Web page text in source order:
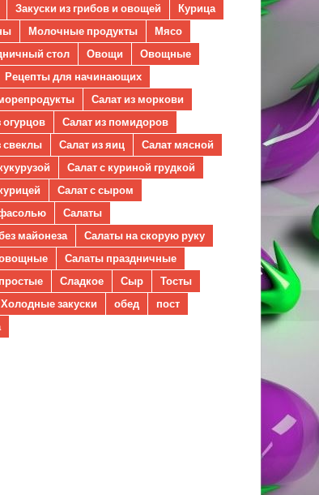
Закуски из грибов и овощей
Курица
Молочные продукты
Мясо
стол
Овощи
Овощные
Рецепты для начинающих
Салат из моркови
огурцов
Салат из помидоров
свеклы
Салат из яиц
Салат мясной
Салат с куриной грудкой
Салат с сыром
Салаты
майонеза
Салаты на скорую руку
Салаты праздничные
Сладкое Сыр
Тосты
Холодные закуски обед
пост